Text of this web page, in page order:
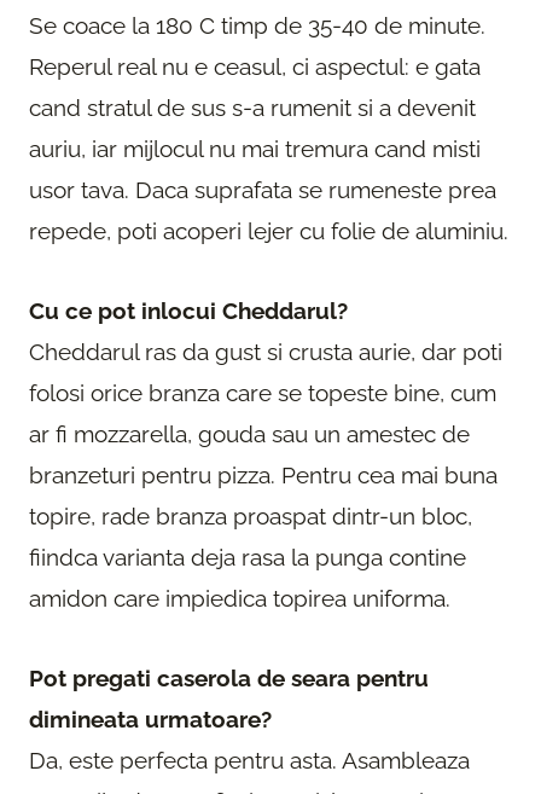
Se coace la 180 C timp de 35-40 de minute.
Reperul real nu e ceasul, ci aspectul: e gata
cand stratul de sus s-a rumenit si a devenit
auriu, iar mijlocul nu mai tremura cand misti
usor tava. Daca suprafata se rumeneste prea
repede, poti acoperi lejer cu folie de aluminiu.
Cu ce pot inlocui Cheddarul?
Cheddarul ras da gust si crusta aurie, dar poti
folosi orice branza care se topeste bine, cum
ar fi mozzarella, gouda sau un amestec de
branzeturi pentru pizza. Pentru cea mai buna
topire, rade branza proaspat dintr-un bloc,
fiindca varianta deja rasa la punga contine
amidon care impiedica topirea uniforma.
Pot pregati caserola de seara pentru
dimineata urmatoare?
Da, este perfecta pentru asta. Asambleaza